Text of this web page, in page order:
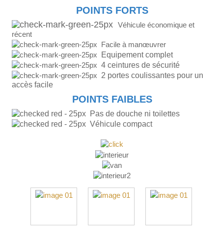
POINTS FORTS
Véhicule économique et
récent
Facile à manœuvrer
Equipement complet
4 ceintures de sécurité
2 portes coulissantes pour un
accès facile
POINTS FAIBLES
Pas de douche ni toilettes
Véhicule compact